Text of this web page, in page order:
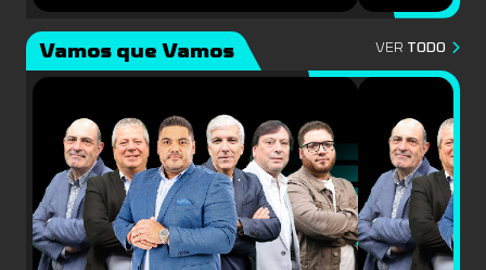
Vamos que Vamos VER TODO